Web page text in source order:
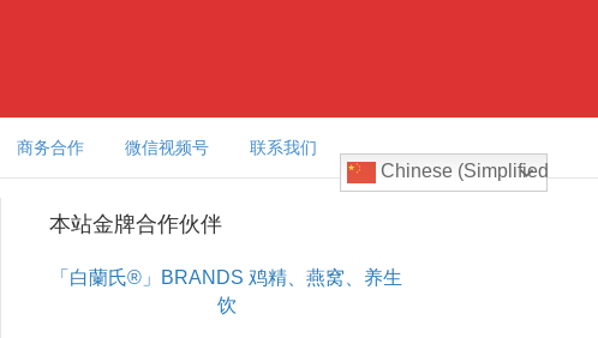
商务合作 微信视频号 联系我们
Chinese (Simplified)
本站金牌合作伙伴
「白蘭氏®」BRANDS 鸡精、燕窝、养生
饮